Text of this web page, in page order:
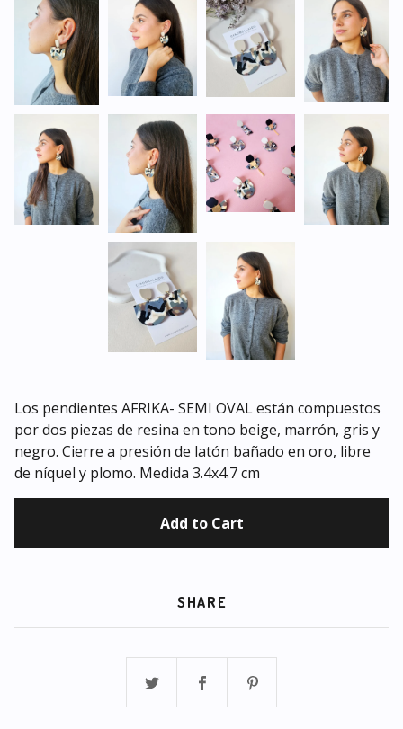
Los pendientes AFRIKA- SEMI OVAL están compuestos
por dos piezas de resina en tono beige, marrón, gris y
negro. Cierre a presión de latón bañado en oro, libre
de níquel y plomo. Medida 3.4x4.7 cm
Add to Cart
SHARE